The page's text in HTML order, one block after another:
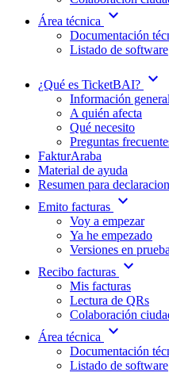
Área técnica
expand_more
Documentación
Listado de software
¿Qué es TicketBAI? expand_more
Información general
A quién afecta
Qué necesito
Preguntas
FakturAraba
Material de ayuda
Resumen para
Emito facturas expand_more
Voy a empezar
Ya he empezado
Versiones en
Recibo facturas expand_more
Mis facturas
Lectura de QRs
Colaboración
Área técnica
expand_more
Documentación
Listado de software